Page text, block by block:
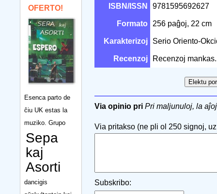
OFERTO!
Esenca parto de
ĉiu UK estas la
muziko. Grupo
Sepa
kaj
Asorti
dancigis
ISBN/ISSN 9781595692627
Formato 256 paĝoj, 22 cm
Karakterizoj Serio Oriento-
Recenzoj Recenzoj mankas.
Via opinio pri Pri maljunuloj, la
Via pritakso (ne pli ol 250 signoj,
Subskribo: